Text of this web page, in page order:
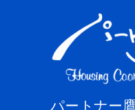
パートナー